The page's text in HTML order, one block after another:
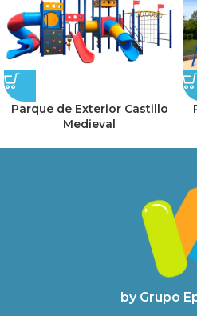
Parque de Exterior Castillo
Medieval
by Grupo